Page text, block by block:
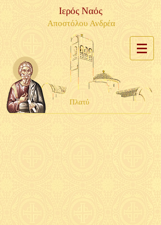
Ιερός Ναός
Αποστόλου Ανδρέα
Πλατύ